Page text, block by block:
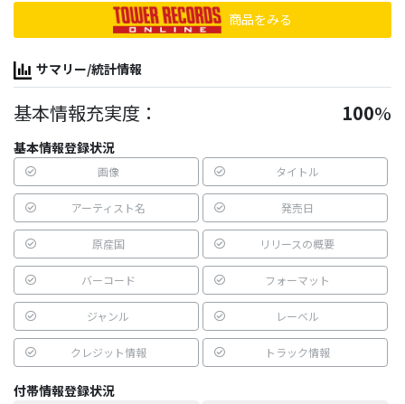
商品をみる
サマリー/統計情報
基本情報充実度： 100%
基本情報登録状況
画像 タイトル
アーティスト名 発売日
原産国 リリースの概要
バーコード フォーマット
ジャンル レーベル
クレジット情報 トラック情報
付帯情報登録状況